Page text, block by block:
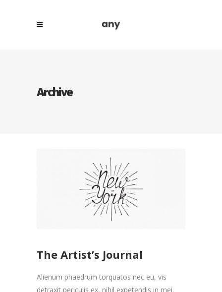
Archive
The Artist’s Journal
Alienum phaedrum torquatos nec eu, vis
detraxit periculis ex, nihil expetendis in mei.